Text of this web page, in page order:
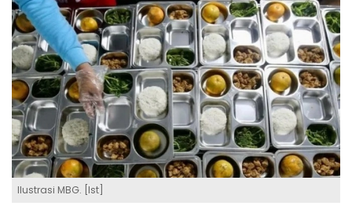
Ilustrasi MBG. [Ist]